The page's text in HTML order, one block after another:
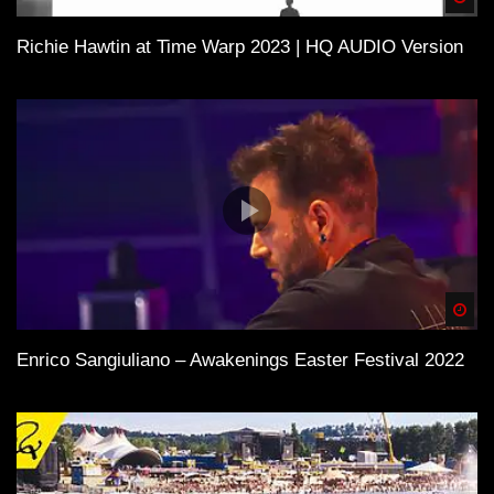
Richie Hawtin at Time Warp 2023 | HQ AUDIO Version
Enrico Sangiuliano – Awakenings Easter Festival 2022